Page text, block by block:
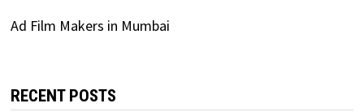
Ad Film Makers in Mumbai
RECENT POSTS